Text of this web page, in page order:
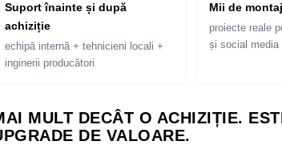
Suport înainte și după
achiziție
echipă internă + tehnicieni locali +
inginerii producători
Mii de
proiecte reale
și social media
MULT DECÂT O ACHIZIȚIE.
DE VALOARE.